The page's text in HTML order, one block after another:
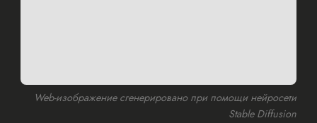
Web-изображение сгенерировано при помощи нейросети
Stable Diffusion